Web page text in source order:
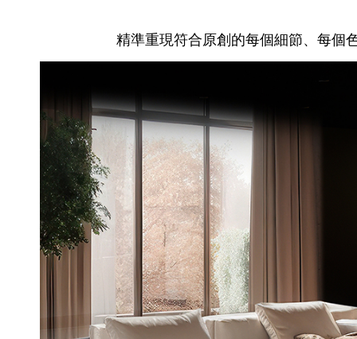
精準重現符合原創的每個細節、每個